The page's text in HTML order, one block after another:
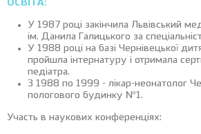
ОСВІТА:
У 1987 році закінчила Львівський
ім. Данила Галицького за
У 1988 році на базі Чернівецької
пройшла інтернатуру і отримала
педіатра.
З 1988 по 1999 - лікар-неонатолог
пологового будинку №1.
Участь в наукових конференціях: